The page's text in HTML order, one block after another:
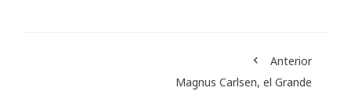
Anterior
Magnus Carlsen, el Grande